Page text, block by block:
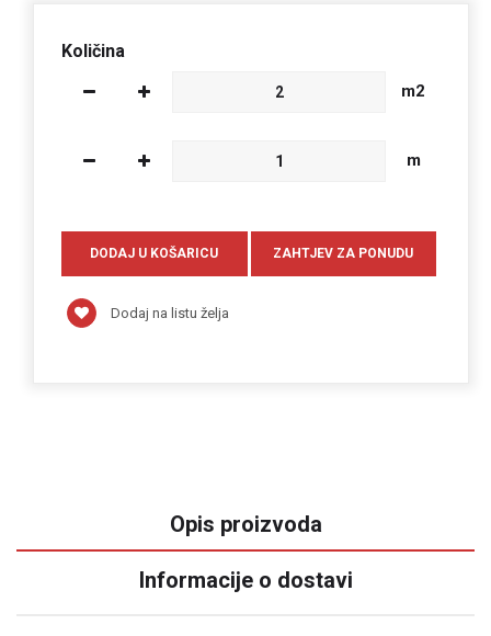
Količina
m2
m
Dodaj na listu želja
Opis proizvoda
Informacije o dostavi